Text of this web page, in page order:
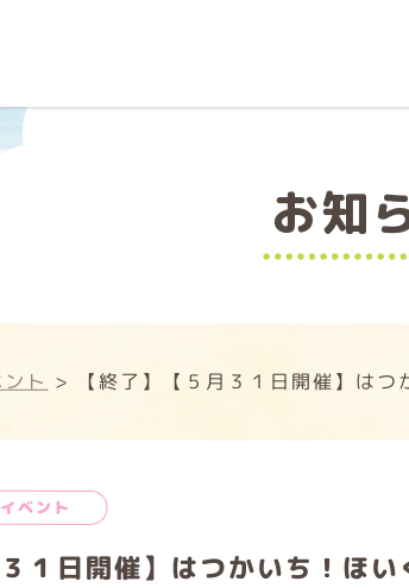
お知
ト > 【終了】【５月３１日開催】は
イベント
１日開催】はつかいち！ほ